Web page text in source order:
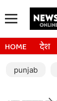
HOME देश
punjab